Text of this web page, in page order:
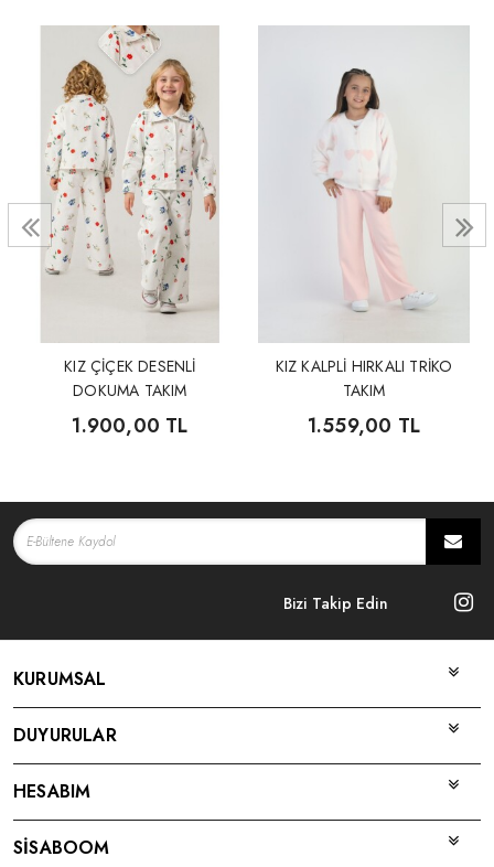
KIZ ÇİÇEK DESENLİ
DOKUMA TAKIM
1.900,00 TL
KIZ KALPLİ HIRKALI TRİKO
TAKIM
1.559,00 TL
Bizi Takip Edin
KURUMSAL
DUYURULAR
HESABIM
SİSABOOM